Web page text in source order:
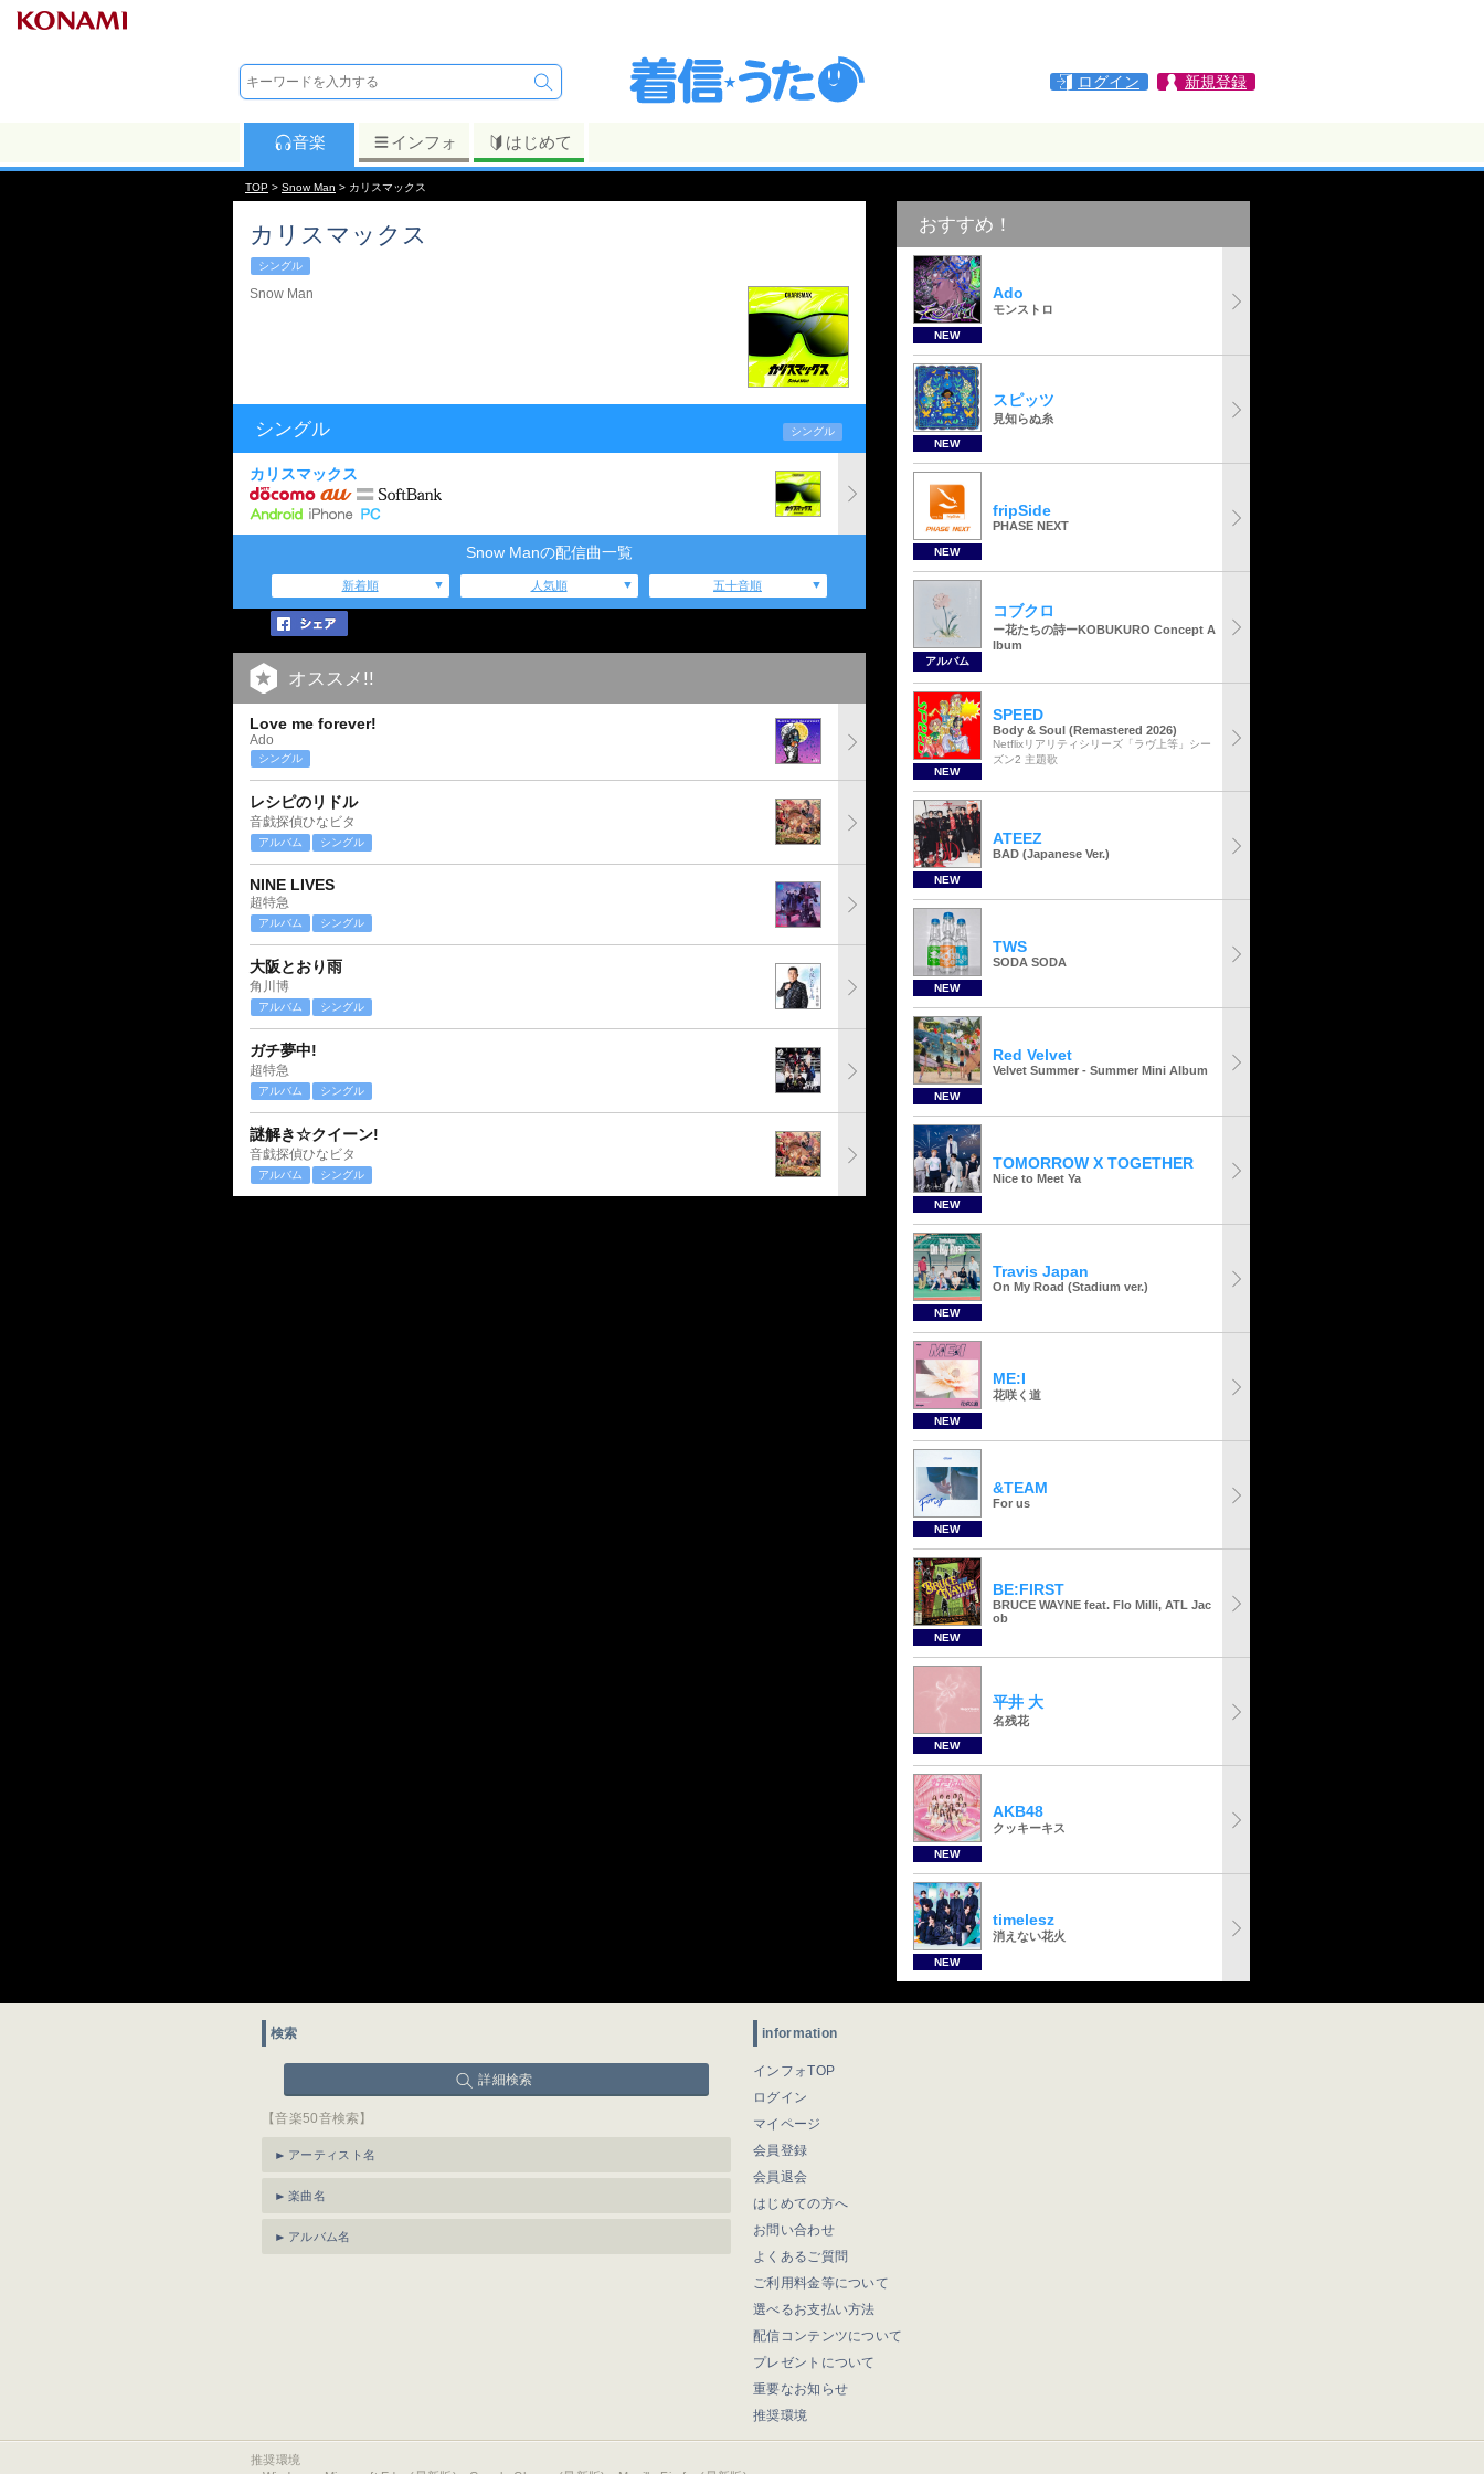
ログイン 新規登録
音楽 インフォ はじめて
TOP > Snow Man > カリスマックス
カリスマックス
シングル
Snow Man
シングル シングル
カリスマックス
Snow Manの配信曲一覧
新着順 人気順 五十音順
オススメ!!
Love me forever!
Ado
シングル
レシピのリドル
音戯探偵ひなビタ
アルバム シングル
NINE LIVES
超特急
アルバム シングル
大阪とおり雨
角川博
アルバム シングル
ガチ夢中!
超特急
アルバム シングル
謎解き☆クイーン!
音戯探偵ひなビタ
アルバム シングル
おすすめ！
NEW
Ado
モンストロ
NEW
スピッツ
見知らぬ糸
NEW
fripSide
PHASE NEXT
アルバム
コブクロ
ー花たちの詩ーKOBUKURO Concept A
lbum
NEW
SPEED
Body & Soul (Remastered 2026)
Netflixリアリティシリーズ「ラヴ上等」シー
ズン2 主題歌
NEW
ATEEZ
BAD (Japanese Ver.)
NEW
TWS
SODA SODA
NEW
Red Velvet
Velvet Summer - Summer Mini Album
NEW
TOMORROW X TOGETHER
Nice to Meet Ya
NEW
Travis Japan
On My Road (Stadium ver.)
NEW
ME:I
花咲く道
NEW
&TEAM
For us
NEW
BE:FIRST
BRUCE WAYNE feat. Flo Milli, ATL Jac
ob
NEW
平井 大
名残花
NEW
AKB48
クッキーキス
NEW
timelesz
消えない花火
検索
詳細検索
【音楽50音検索】
アーティスト名
楽曲名
アルバム名
information
インフォTOP
ログイン
マイページ
会員登録
会員退会
はじめての方へ
お問い合わせ
よくあるご質問
ご利用料金等について
選べるお支払い方法
配信コンテンツについて
プレゼントについて
重要なお知らせ
推奨環境
推奨環境